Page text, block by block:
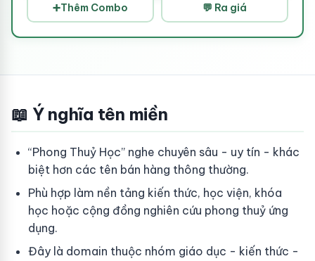
➕Thêm Combo 💬 Ra giá
📖 Ý nghĩa tên miền
“Phong Thuỷ Học” nghe chuyên sâu - uy tín - khác
biệt hơn các tên bán hàng thông thường.
Phù hợp làm nền tảng kiến thức, học viện, khóa
học hoặc cộng đồng nghiên cứu phong thuỷ ứng
dụng.
Đây là domain thuộc nhóm giáo dục - kiến thức -